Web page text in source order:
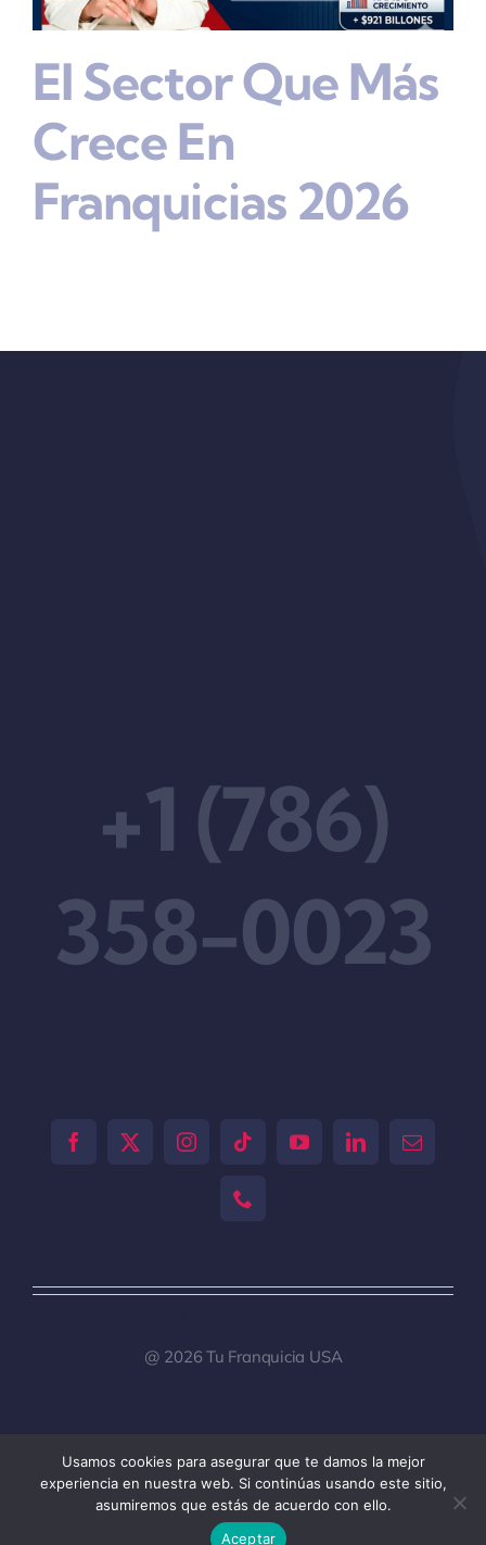
El Sector Que Más
Crece En
Franquicias 2026
+1 (786)
358-0023
@ 2026 Tu Franquicia USA
Toggle
Navigation
Tu Franquicia Venezuela
Usamos cookies para asegurar que te damos la mejor
experiencia en nuestra web. Si continúas usando este sitio,
asumiremos que estás de acuerdo con ello.
Aceptar